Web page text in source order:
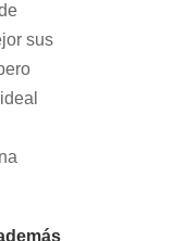
sus